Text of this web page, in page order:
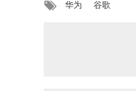
华为 谷歌